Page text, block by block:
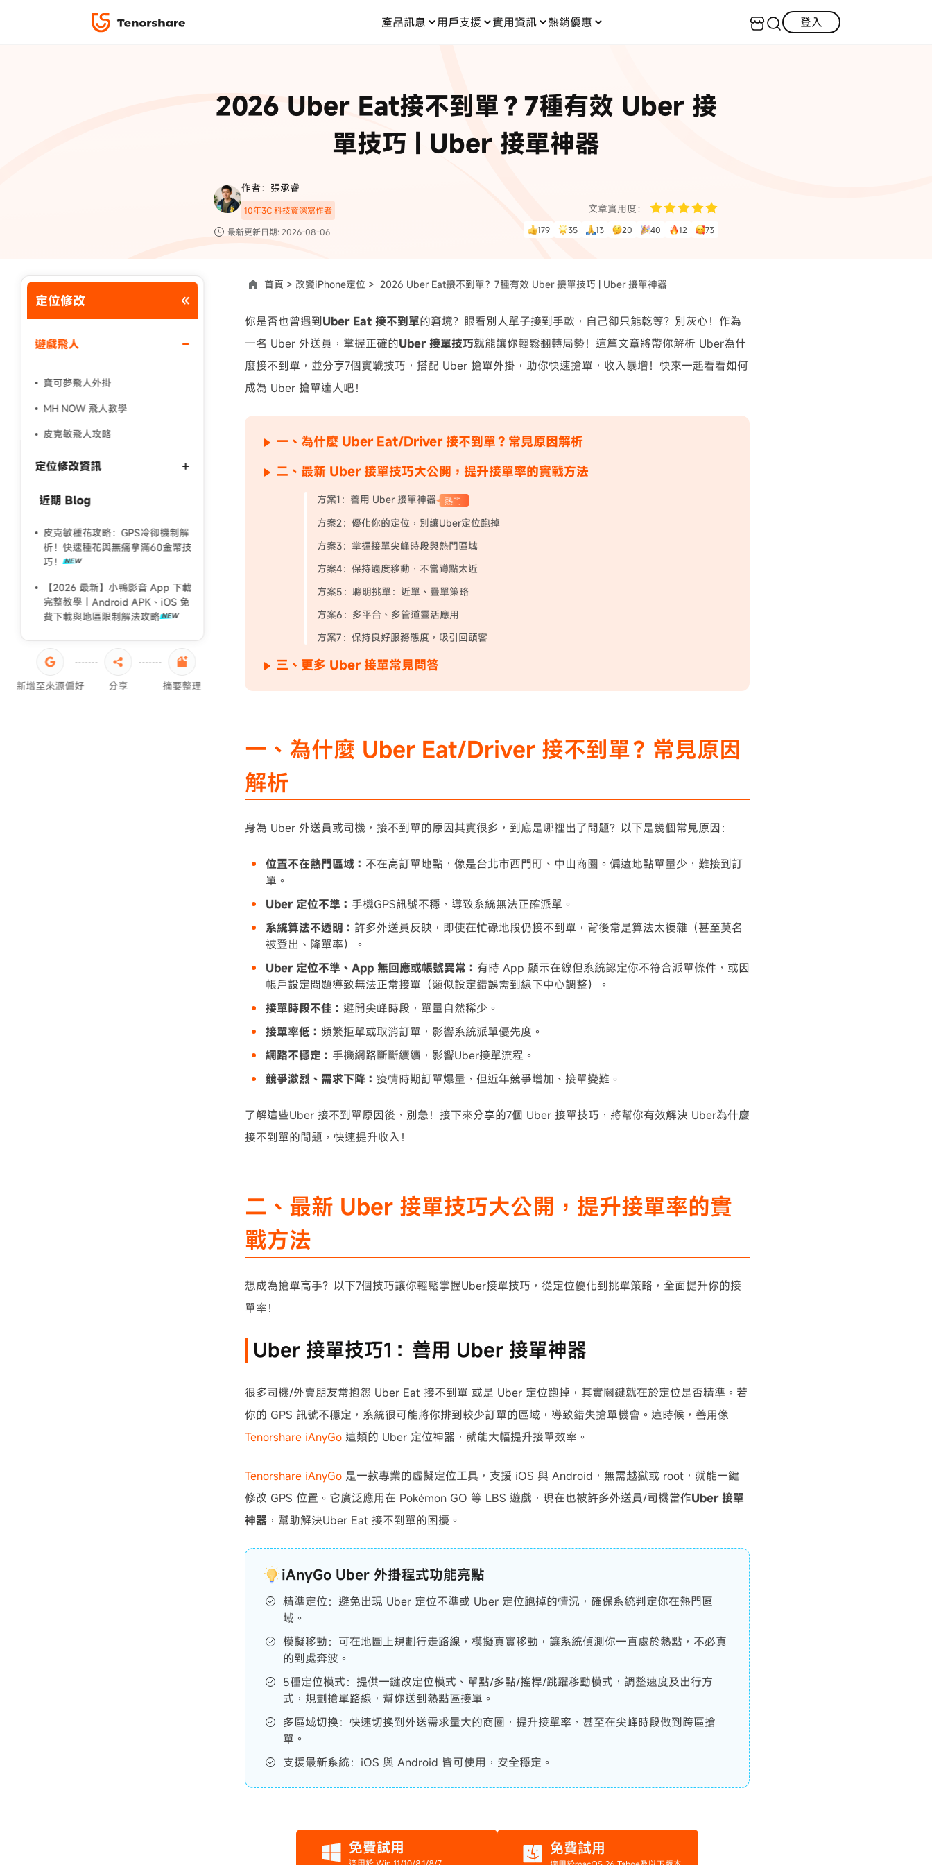
產品訊息
4DDiG Win 資料救援
4DDiG Mac 資料救援
新版本
UltData LINE 數據恢復
UltData WhatsApp 數據恢復
·三星手機螢幕黑屏
用戶支援 實用資訊
·iPhone 照片備份到外接硬碟
·iPhone 永久刪除的照片如何
·Pokemo GO Plus 無法配對
·大家報寶貝
·寶可夢自動抓寶
為您提供最豐富的教學影片
人像修圖 AI 資訊
資料救援
為您提供最實用的數位教學
熱銷優惠
暢遊全球！
限時 5 折優惠，立即入手！
複製折扣碼
前往搶購
登入
2026 Uber Eat接不到單？7種有效 Uber 接
單技巧 | Uber 接單神器
作者：張承睿
10年3C 科技資深寫作者
最新更新日期: 2026-08-06
文章實用度：
179 35 13 20 40 12 73
定位修改
遊戲飛人
寶可夢飛人外掛
MH NOW 飛人教學
皮克敏飛人攻略
定位修改資訊
Android 更改定位3 種方法
【Fake GPS 完整教學】一秒更改虛
擬定位
2024最強寶可夢虛擬定位工具推薦
近期 Blog
皮克敏種花攻略：GPS冷卻機制解
析！快速種花與無痛拿滿60金幣技
巧！
【2026 最新】小鴨影音 App 下載
完整教學｜Android APK、iOS 免
費下載與地區限制解法攻略
新增至來源偏好 分享 摘要整理
首頁 > 改變iPhone定位 > 2026 Uber Eat接不到單？7種有效 Uber 接單技巧 | Uber 接單神器
你是否也曾遇到Uber Eat 接不到單的窘境？眼看別人單子接到手軟，自己卻只能乾等？別灰心！作為
一名 Uber 外送員，掌握正確的Uber 接單技巧就能讓你輕鬆翻轉局勢！這篇文章將帶你解析 Uber為什
麼接不到單，並分享7個實戰技巧，搭配 Uber 搶單外掛，助你快速搶單，收入暴增！快來一起看看如何
成為 Uber 搶單達人吧！
一、為什麼 Uber Eat/Driver 接不到單？常見原因解析
二、最新 Uber 接單技巧大公開，提升接單率的實戰方法
方案1：善用 Uber 接單神器 熱門
方案2：優化你的定位，別讓Uber定位跑掉
方案3：掌握接單尖峰時段與熱門區域
方案4：保持適度移動，不當蹲點太近
方案5：聰明挑單：近單、疊單策略
方案6：多平台、多管道靈活應用
方案7：保持良好服務態度，吸引回頭客
三、更多 Uber 接單常見問答
一、為什麼 Uber Eat/Driver 接不到單？常見原因
解析
身為 Uber 外送員或司機，接不到單的原因其實很多，到底是哪裡出了問題？以下是幾個常見原因：
位置不在熱門區域： 不在高訂單地點，像是台北市西門町、中山商圈。偏遠地點單量少，難接到訂
單。
Uber 定位不準： 手機GPS訊號不穩，導致系統無法正確派單。
系統算法不透明： 許多外送員反映，即使在忙碌地段仍接不到單，背後常是算法太複雜（甚至莫名
被登出、降單率）。
Uber 定位不準、App 無回應或帳號異常： 有時 App 顯示在線但系統認定你不符合派單條件，或因
帳戶設定問題導致無法正常接單（類似設定錯誤需到線下中心調整）。
接單時段不佳： 避開尖峰時段，單量自然稀少。
接單率低： 頻繁拒單或取消訂單，影響系統派單優先度。
網路不穩定： 手機網路斷斷續續，影響Uber接單流程。
競爭激烈、需求下降： 疫情時期訂單爆量，但近年競爭增加、接單變難。
了解這些Uber 接不到單原因後，別急！接下來分享的7個 Uber 接單技巧，將幫你有效解決 Uber為什麼
接不到單的問題，快速提升收入！
二、最新 Uber 接單技巧大公開，提升接單率的實
戰方法
想成為搶單高手？以下7個技巧讓你輕鬆掌握Uber接單技巧，從定位優化到挑單策略，全面提升你的接
單率！
Uber 接單技巧1：善用 Uber 接單神器
很多司機/外賣朋友常抱怨 Uber Eat 接不到單 或是 Uber 定位跑掉，其實關鍵就在於定位是否精準。若
你的 GPS 訊號不穩定，系統很可能將你排到較少訂單的區域，導致錯失搶單機會。這時候，善用像
Tenorshare iAnyGo 這類的 Uber 定位神器，就能大幅提升接單效率。
Tenorshare iAnyGo 是一款專業的虛擬定位工具，支援 iOS 與 Android，無需越獄或 root，就能一鍵
修改 GPS 位置。它廣泛應用在 Pokémon GO 等 LBS 遊戲，現在也被許多外送員/司機當作Uber 接單
神器 ，幫助解決Uber Eat 接不到單的困擾。
iAnyGo Uber 外掛程式功能亮點
精準定位：避免出現 Uber 定位不準或 Uber 定位跑掉的情況，確保系統判定你在熱門區
域。
模擬移動：可在地圖上規劃行走路線，模擬真實移動，讓系統偵測你一直處於熱點，不必真
的到處奔波。
5種定位模式：提供一鍵改定位模式、單點/多點/搖桿/跳躍移動模式，調整速度及出行方
式，規劃搶單路線，幫你送到熱點區接單。
多區域切換：快速切換到外送需求量大的商圈，提升接單率，甚至在尖峰時段做到跨區搶
單。
支援最新系統：iOS 與 Android 皆可使用，安全穩定。